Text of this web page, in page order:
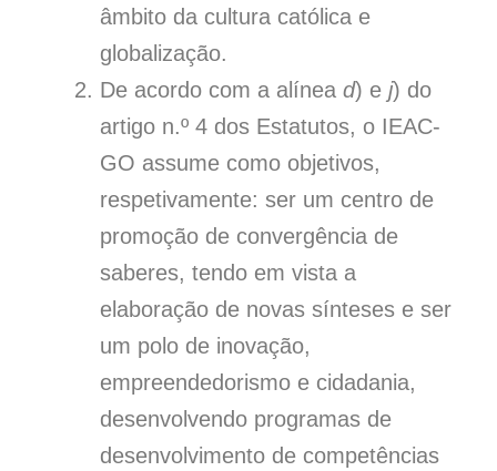
âmbito da cultura católica e
globalização.
De acordo com a alínea d) e j) do
artigo n.º 4 dos Estatutos, o IEAC-
GO assume como objetivos,
respetivamente: ser um centro de
promoção de convergência de
saberes, tendo em vista a
elaboração de novas sínteses e ser
um polo de inovação,
empreendedorismo e cidadania,
desenvolvendo programas de
desenvolvimento de competências